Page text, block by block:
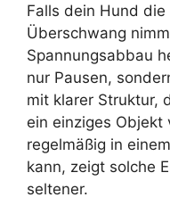
Falls dein Hund
Überschwang
Spannungsabbau
nur Pausen,
mit klarer Struktur,
ein einziges Objekt
regelmäßig in
kann, zeigt solche
seltener.